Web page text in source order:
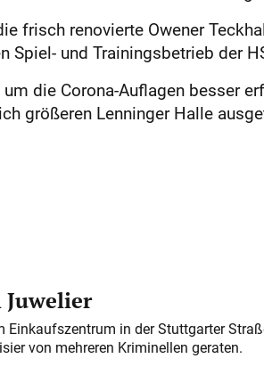
frisch renovierte Owener
und Trainingsbetrieb der
die Corona-Auflagen besser
größeren Lenninger Halle
Juwelier
Einkaufszentrum in der Stuttgarter
von mehreren Kriminellen geraten.